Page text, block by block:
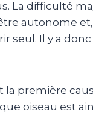
La difficulté
autonome et,
seul. Il y a
la première
oiseau est